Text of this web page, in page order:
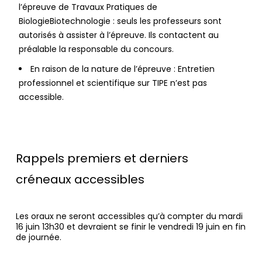
l’épreuve de Travaux Pratiques de
BiologieBiotechnologie : seuls les professeurs sont
autorisés à assister à l’épreuve. Ils contactent au
préalable la responsable du concours.
En raison de la nature de l’épreuve : Entretien
professionnel et scientifique sur TIPE n’est pas
accessible.
Rappels premiers et derniers
créneaux accessibles
Les oraux ne seront accessibles qu’à compter du mardi
16 juin 13h30 et devraient se finir le vendredi 19 juin en fin
de journée.